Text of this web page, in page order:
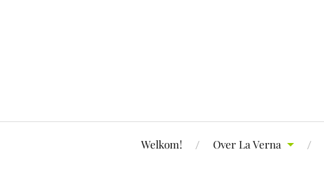
Welkom! Over La Verna